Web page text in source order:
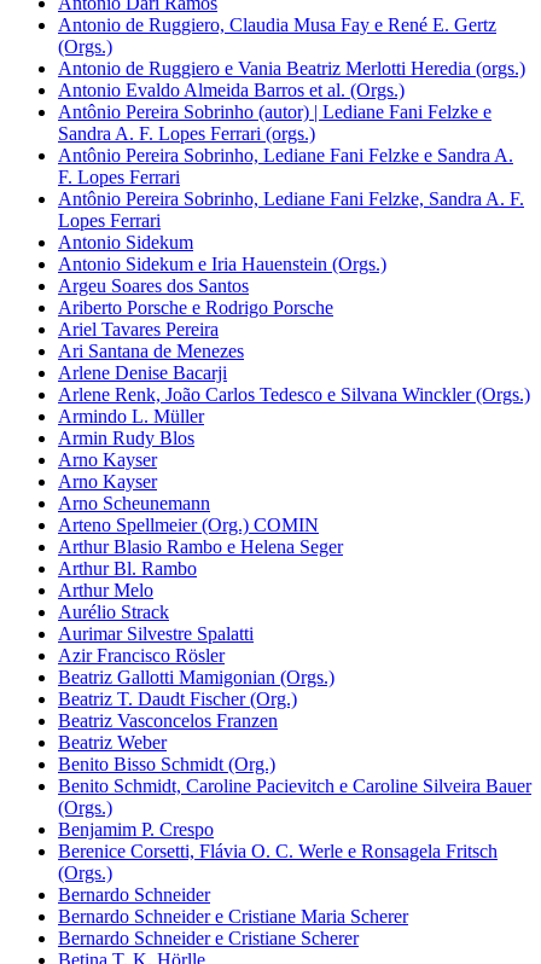
Antonio de Ruggiero, Claudia Musa Fay e René E. Gertz
(Orgs.)
Antonio de Ruggiero e Vania Beatriz Merlotti Heredia (orgs.)
Antonio Evaldo Almeida Barros et al. (Orgs.)
Antônio Pereira Sobrinho (autor) | Lediane Fani Felzke e
Sandra A. F. Lopes Ferrari (orgs.)
Antônio Pereira Sobrinho, Lediane Fani Felzke e Sandra A.
F. Lopes Ferrari
Antônio Pereira Sobrinho, Lediane Fani Felzke, Sandra A. F.
Lopes Ferrari
Antonio Sidekum
Antonio Sidekum e Iria Hauenstein (Orgs.)
Argeu Soares dos Santos
Ariberto Porsche e Rodrigo Porsche
Ariel Tavares Pereira
Ari Santana de Menezes
Arlene Denise Bacarji
Arlene Renk, João Carlos Tedesco e Silvana Winckler (Orgs.)
Armindo L. Müller
Armin Rudy Blos
Arno Kayser
Arno Kayser
Arno Scheunemann
Arteno Spellmeier (Org.) COMIN
Arthur Blasio Rambo e Helena Seger
Arthur Bl. Rambo
Arthur Melo
Aurélio Strack
Aurimar Silvestre Spalatti
Azir Francisco Rösler
Beatriz Gallotti Mamigonian (Orgs.)
Beatriz T. Daudt Fischer (Org.)
Beatriz Vasconcelos Franzen
Beatriz Weber
Benito Bisso Schmidt (Org.)
Benito Schmidt, Caroline Pacievitch e Caroline Silveira Bauer
(Orgs.)
Benjamim P. Crespo
Berenice Corsetti, Flávia O. C. Werle e Ronsagela Fritsch
(Orgs.)
Bernardo Schneider
Bernardo Schneider e Cristiane Maria Scherer
Bernardo Schneider e Cristiane Scherer